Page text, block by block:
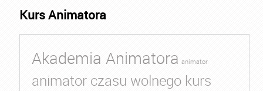
Kurs Animatora
Akademia Animatora animator
animator czasu wolnego kurs